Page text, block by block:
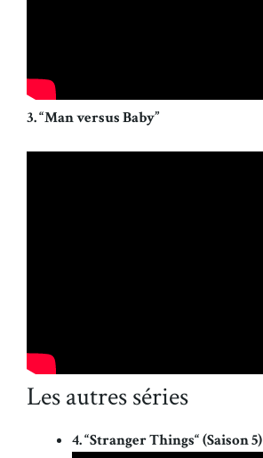
3. “Man versus Baby”
Les autres séries
4. “Stranger Things“ (Saison 5)